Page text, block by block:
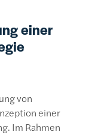
einer
von
einer
Im Rahmen